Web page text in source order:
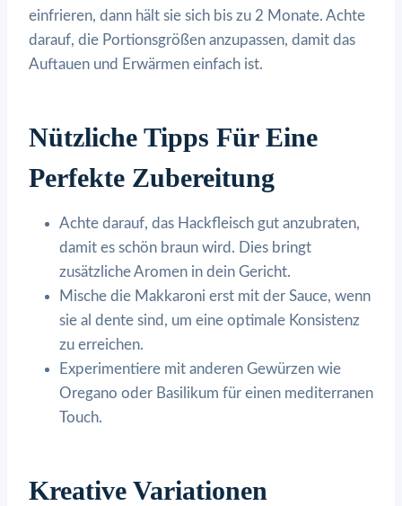
einfrieren, dann hält sie sich bis zu 2 Monate. Achte
darauf, die Portionsgrößen anzupassen, damit das
Auftauen und Erwärmen einfach ist.
Nützliche Tipps Für Eine
Perfekte Zubereitung
Achte darauf, das Hackfleisch gut anzubraten,
damit es schön braun wird. Dies bringt
zusätzliche Aromen in dein Gericht.
Mische die Makkaroni erst mit der Sauce, wenn
sie al dente sind, um eine optimale Konsistenz
zu erreichen.
Experimentiere mit anderen Gewürzen wie
Oregano oder Basilikum für einen mediterranen
Touch.
Kreative Variationen